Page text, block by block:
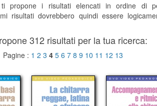
propone i risultati elencati in ordine di
risultati dovrebbero quindi essere
312 risultati per la tua ricerca:
Pagine : 1 2 3 4 5 6 7 8 9 10 11 12 13